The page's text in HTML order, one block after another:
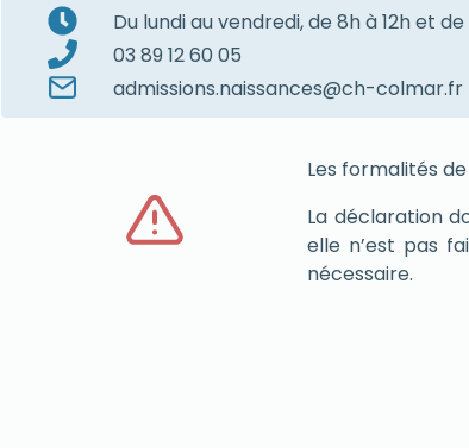
Du lundi au vendredi, de 8h à 12h et de
03 89 12 60 05
admissions.naissances@ch-colmar.fr
Les formalités
La déclaration
elle n’est pas
nécessaire.